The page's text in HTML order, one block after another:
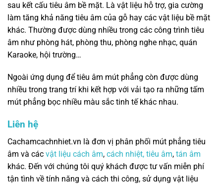
sau kết cấu tiêu âm bề mặt. Là vật liệu hỗ trợ, gia cường
làm tăng khả năng tiêu âm của gỗ hay các vật liệu bề mặt
khác. Thường được dùng nhiều trong các công trình tiêu
âm như phòng hát, phòng thu, phòng nghe nhạc, quán
Karaoke, hội trường…
Ngoài ứng dụng để tiêu âm mút phẳng còn được dùng
nhiều trong trang trí khi kết hợp với vải tạo ra những tấm
mút phẳng bọc nhiều màu sắc tinh tế khác nhau.
Liên hệ
Cachamcachnhiet.vn là đơn vị phân phối mút phẳng tiêu
âm và các vật liệu cách âm, cách nhiệt, tiêu âm, tán âm
khác. Đến với chúng tôi quý khách được tư vấn miễn phí
tận tình về tính năng và cách thi công, sử dụng vật liệu